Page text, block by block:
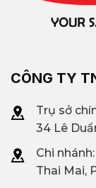
CÔNG TY
Trụ sở
34 Lê
Chi
Thai Mai,